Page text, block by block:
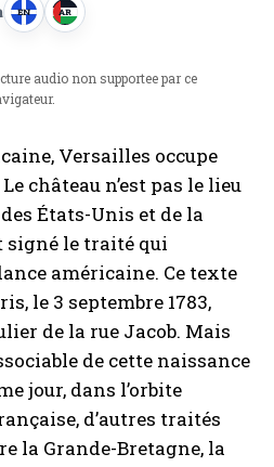
EN
A
g
l
i
s
AR
A
a
audio non supportee par ce
Versailles occupe
château n’est pas le lieu
États-Unis et de la
signé le traité qui
américaine. Ce texte
le 3 septembre 1783,
de la rue Jacob. Mais
de cette naissance
jour, dans l’orbite
d’autres traités
la Grande-Bretagne, la